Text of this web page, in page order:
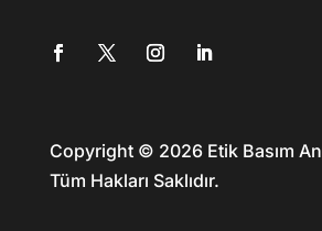
Copyright © 2026 Etik Basım
Tüm Hakları Saklıdır.